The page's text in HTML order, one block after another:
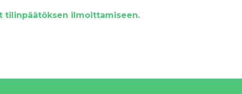
tilinpäätöksen ilmoittamiseen.